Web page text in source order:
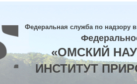
Федеральная служба по надзору
«ОМСКИЙ
ИНСТИТУТ